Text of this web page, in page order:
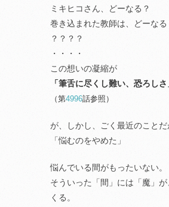
ミキヒコさん、どーなる？
巻き込まれた教師は、どーなる
？？？？
・・・・
この想いの凝縮が
「筆舌に尽くし難い、恐ろしさ
（第4996話参照）
が、しかし、ごく最近のことだ
「悩むのをやめた」
悩んでいる間がもったいない。
そういった「間」には「魔」
くる。